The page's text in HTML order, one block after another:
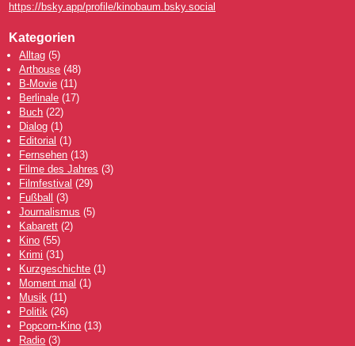
https://bsky.app/profile/kinobaum.bsky.social
Kategorien
Alltag (5)
Arthouse (48)
B-Movie (11)
Berlinale (17)
Buch (22)
Dialog (1)
Editorial (1)
Fernsehen (13)
Filme des Jahres (3)
Filmfestival (29)
Fußball
(3)
Journalismus (5)
Kabarett (2)
Kino (55)
Krimi (31)
Kurzgeschichte (1)
Moment mal (1)
Musik (11)
Politik (26)
Popcorn-Kino (13)
Radio (3)